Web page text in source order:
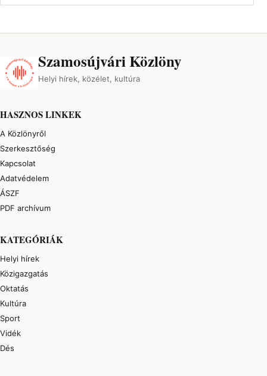
Szamosújvári Közlöny
Helyi hírek, közélet, kultúra
HASZNOS LINKEK
A Közlönyről
Szerkesztőség
Kapcsolat
Adatvédelem
ÁSZF
PDF archívum
KATEGÓRIÁK
Helyi hírek
Közigazgatás
Oktatás
Kultúra
Sport
Vidék
Dés